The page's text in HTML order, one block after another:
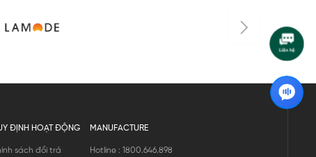
ĐỊNH HOẠT ĐỘNG
sách đổi trả
MANUFACTURE
Hotline : 1800.646.898